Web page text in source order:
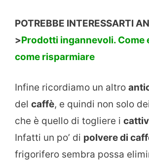
POTREBBE INTERESSARTI
>Prodotti ingannevoli. Come
come risparmiare
Infine ricordiamo un altro
del caffè, e quindi non solo
che è quello di togliere i
Infatti un po’ di polvere di
frigorifero sembra possa